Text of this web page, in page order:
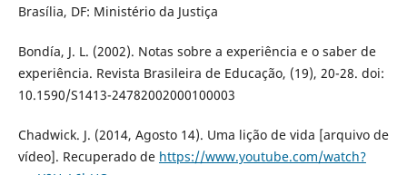
Brasília, DF: Ministério da Justiça
Bondía, J. L. (2002). Notas sobre a experiência e o saber de
experiência. Revista Brasileira de Educação, (19), 20-28. doi:
10.1590/S1413-24782002000100003
Chadwick. J. (2014, Agosto 14). Uma lição de vida [arquivo de
vídeo]. Recuperado de https://www.youtube.com/watch?